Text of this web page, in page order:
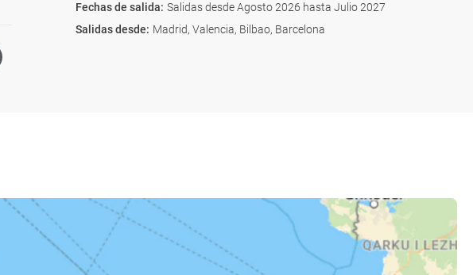
Fechas de salida: Salidas desde Agosto 2026 hasta Julio 2027
Salidas desde: Madrid, Valencia, Bilbao, Barcelona